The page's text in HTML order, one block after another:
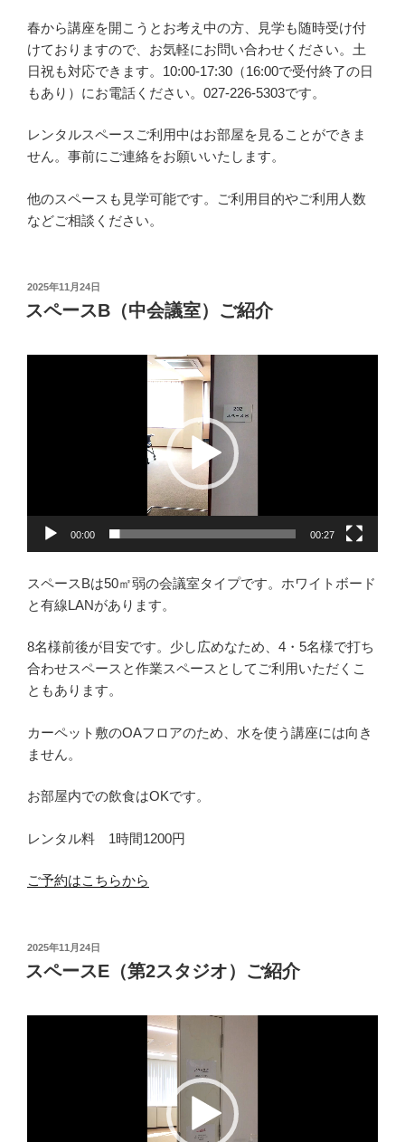
春から講座を開こうとお考え中の方、見学も随時受け付
けておりますので、お気軽にお問い合わせください。土
日祝も対応できます。10:00-17:30（16:00で受付終了の日
もあり）にお電話ください。027-226-5303です。
レンタルスペースご利用中はお部屋を見ることができま
せん。事前にご連絡をお願いいたします。
他のスペースも見学可能です。ご利用目的やご利用人数
などご相談ください。
投
稿
日:
2025年11月24日
スペースB（中会議室）ご紹介
00:00 00:27
スペースBは50㎡弱の会議室タイプです。ホワイトボード
と有線LANがあります。
8名様前後が目安です。少し広めなため、4・5名様で打ち
合わせスペースと作業スペースとしてご利用いただくこ
ともあります。
カーペット敷のOAフロアのため、水を使う講座には向き
ません。
お部屋内での飲食はOKです。
レンタル料 1時間1200円
ご予約はこちらから
投
稿
日:
2025年11月24日
スペースE（第2スタジオ）ご紹介